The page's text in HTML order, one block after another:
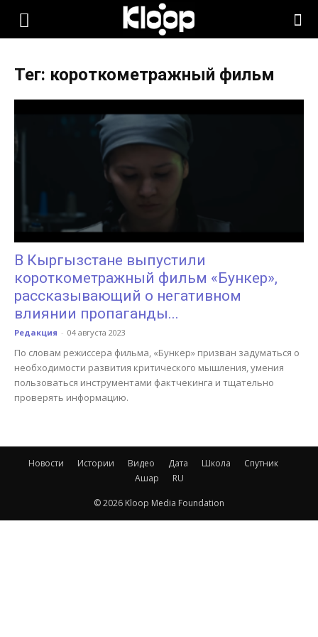
KLOOP.KG
Новости
Тег: короткометражный фильм
В Кыргызстане выпустили
короткометражный фильм «Бункер»,
рассказывающий о негативном
влиянии пропаганды...
Редакция - 04 августа 2023
По словам режиссера фильма, «Бункер» призван задуматься о
необходимости развития критического мышления, умения
пользоваться инструментами фактчекинга и тщательно
проверять информацию.
Новости Истории Видео Дата Школа
Спутник
Ашар
RU
© 2026 Kloop Media Foundation